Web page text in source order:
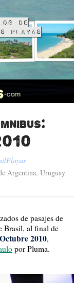
de
playas
Argentina, Uruguay
de pasajes de
Brasil, al final de
Octubre 2010,
por Pluma.